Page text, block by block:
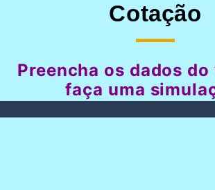
Cotação
Preencha os dados
faça uma